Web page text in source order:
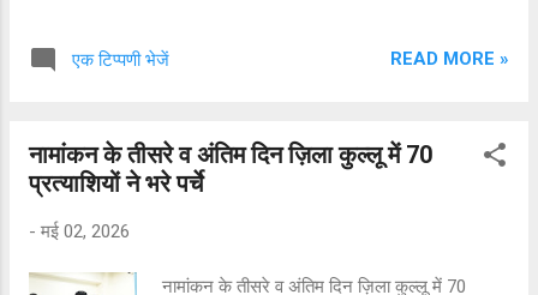
ओर जा रहा था कि अचानक रास्ते में पेड़ गिरने से यह
तुरंत नागरिक चिकित्सालय आनी पहुंचाया गया, जहां उनका
उपचार जारी रहा। इस हादसे में चार शिक्षिकाओं की उपचार
निवासी कौडल लामीसेरी), उषा (पत्नी मदन लाल, निवासी
एक टिप्पणी भेजें READ MORE »
नामांकन के तीसरे व अंतिम दिन ज़िला कुल्लू में 70
प्रत्याशियों ने भरे पर्चे
- मई 02, 2026
नामांकन के तीसरे व अंतिम दिन ज़िला कुल्लू में 70